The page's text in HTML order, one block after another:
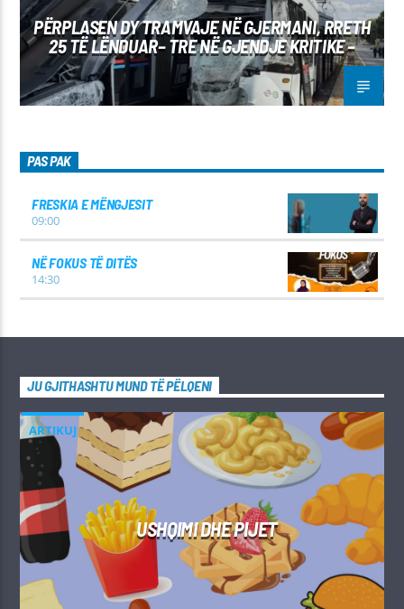
PËRPLASEN DY TRAMVAJE NË GJERMANI, RRETH
25 TË LËNDUAR– TRE NË GJENDJE KRITIKE –
PAS PAK
FRESKIA E MËNGJESIT
09:00
NË FOKUS TË DITËS
14:30
JU GJITHASHTU MUND TË PËLQENI
ARTIKUJ
USHQIMI DHE PIJET